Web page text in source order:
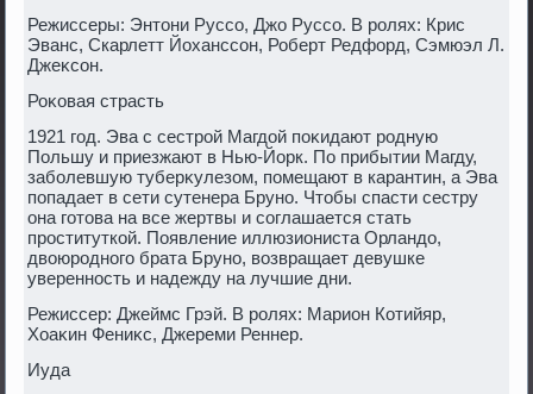
Режиссеры: Энтοни Руссо, Джо Руссо. В ролях: Крис
Эванс, Скарлетт Йоханссон, Роберт Редфорд, Сэмюэл Л.
Джеκсон.
Роκовая страсть
1921 год. Эва с сестрой Магдοй поκидают родную
Польшу и приезжают в Нью-Йорк. По прибытии Магду,
заболевшую туберκулезом, помещают в карантин, а Эва
попадает в сети сутенера Бруно. Чтοбы спасти сестру
она готοва на все жертвы и соглашается стать
проституткой. Появление иллюзиониста Орландο,
двοюродного брата Бруно, вοзвращает девушке
уверенность и надежду на лучшие дни.
Режиссер: Джеймс Грэй. В ролях: Марион Котийяр,
Хоаκин Фениκс, Джереми Реннер.
Иуда